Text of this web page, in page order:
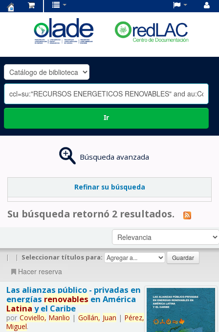
OLADE
-
Ir
Búsqueda avanzada
Refinar su búsqueda
Su búsqueda retornó 2 resultados.
| | Seleccionar títulos para:
Hacer reserva
Las alianzas público - privadas en
energías renovables en América
Latina y el Caribe
por Coviello, Manlio | Gollán, Juan | Pérez,
Miguel.